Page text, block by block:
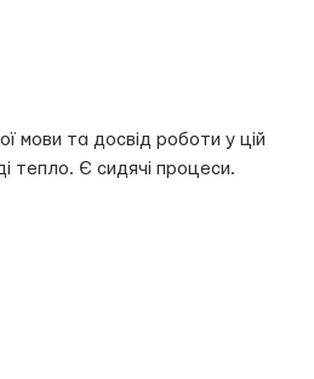
мови та досвід роботи у цій
тепло. Є сидячі процеси.